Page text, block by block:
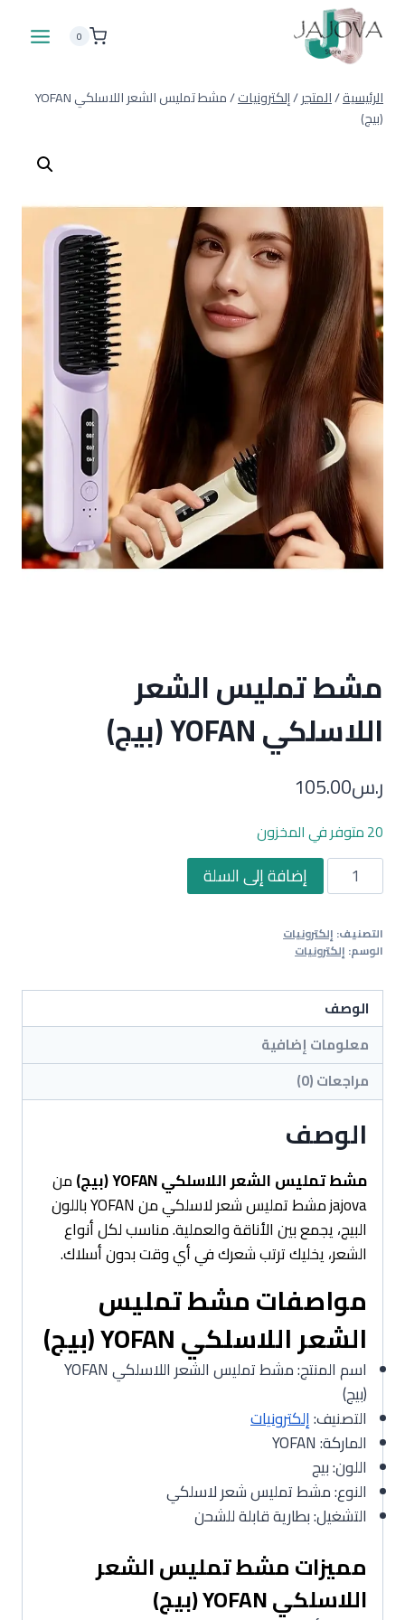
المحتوى
0
الرئيسية/المتجر/إلكترونيات/
مشط تمليس الشعر اللاسلكي YOFAN
(بيج)
مشط تمليس الشعر
اللاسلكي YOFAN (بيج)
ر.س105.00
20 متوفر في المخزون
كمية
مشط
الشعر
اللاسلكي
YOFAN
(بيج)
إضافة إلى السلة
التصنيف: إلكترونيات
الوسم: إلكترونيات
الوصف
معلومات إضافية
مراجعات (0)
الوصف
مشط تمليس الشعر اللاسلكي YOFAN (بيج)
من
jajova مشط تمليس شعر لاسلكي من YOFAN باللون
البيج، يجمع بين الأناقة والعملية. مناسب لكل أنواع
الشعر، يخليك ترتب شعرك في أي وقت بدون أسلاك.
مواصفات مشط تمليس
الشعر اللاسلكي YOFAN (بيج)
اسم المنتج: مشط تمليس الشعر اللاسلكي YOFAN
(بيج)
التصنيف:إلكترونيات
الماركة: YOFAN
اللون: بيج
النوع: مشط تمليس شعر لاسلكي
التشغيل: بطارية قابلة للشحن
مميزات مشط تمليس الشعر
اللاسلكي YOFAN (بيج)